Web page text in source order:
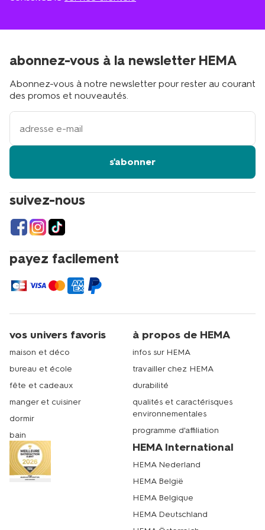
suivez-nous
payez facilement
abonnez-vous à la newsletter HEMA
Abonnez-vous à notre newsletter pour rester au courant
des promos et nouveautés.
votre
adresse
s'abonner
vos univers favoris
maison et déco
bureau et école
fête et cadeaux
manger et cuisiner
dormir
bain
à propos de HEMA
infos sur HEMA
travailler chez HEMA
durabilité
qualités et caractérisques
environnementales
programme d'affiliation
HEMA International
HEMA Nederland
HEMA België
HEMA Belgique
HEMA Deutschland